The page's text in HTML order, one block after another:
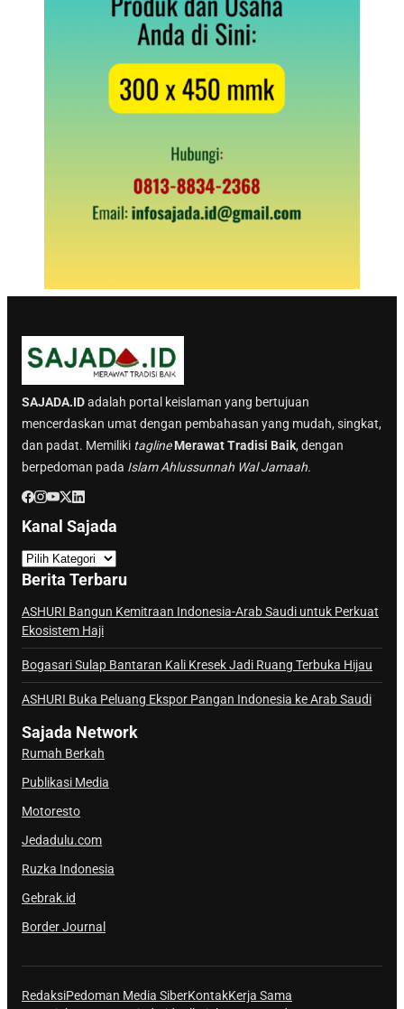
SAJADA.IDadalah portal keislaman yang bertujuan
mencerdaskan umat dengan pembahasan yang mudah, singkat,
dan padat. Memiliki tagline Merawat Tradisi Baik, dengan
berpedoman pada Islam Ahlussunnah Wal Jamaah.
Kanal Sajada
a
n
a
l
j
d
a
Berita Terbaru
ASHURI Bangun Kemitraan Indonesia-Arab Saudi untuk Perkuat
Ekosistem Haji
Bogasari Sulap Bantaran Kali Kresek Jadi Ruang Terbuka Hijau
ASHURI Buka Peluang Ekspor Pangan Indonesia ke Arab Saudi
Sajada Network
Rumah Berkah
Publikasi Media
Motoresto
Jedadulu.com
Ruzka Indonesia
Gebrak.id
Border Journal
RedaksiPedoman Media SiberKontakKerja Sama